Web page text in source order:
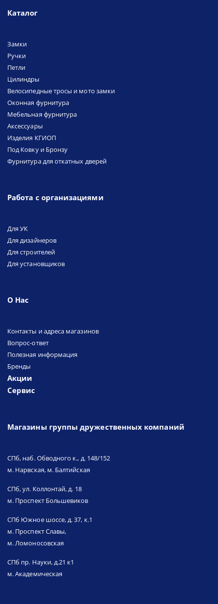
Каталог
Замки
Ручки
Петли
Цилиндры
Велосипедные тросы и мото замки
Оконная фурнитура
Мебельная фурнитура
Аксессуары
Изделия КГИОП
Под Ковку и Бронзу
Фурнитура для откатных дверей
Работа с организациями
Для УК
Для дизайнеров
Для строителей
Для установщиков
О Нас
Контакты и адреса магазинов
Вопрос-ответ
Полезная информация
Бренды
Акции
Сервис
Магазины группы дружественных компаний
СПб, наб. Обводного к., д. 148/152
м. Нарвская, м. Балтийская
СПб, ул. Коллонтай, д. 18
м. Проспект Большевиков
СПб Южное шоссе, д. 37, к.1
м. Проспект Славы,
м. Ломоносовская
СПб пр. Науки, д.21 к1
м. Академическая